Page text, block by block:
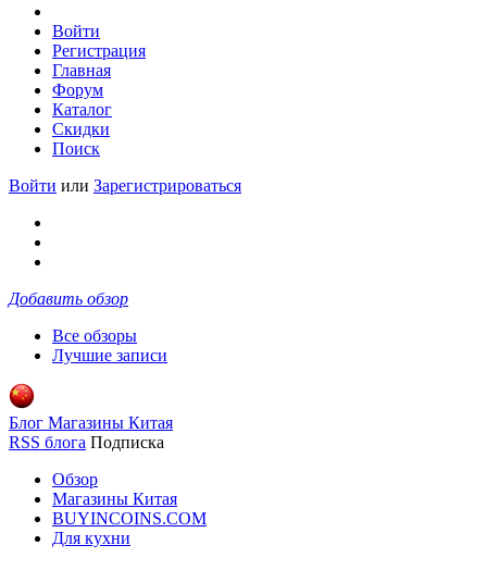
Войти
Регистрация
Главная
Форум
Каталог
Скидки
Поиск
Войти или Зарегистрироваться
Добавить обзор
Все обзоры
Лучшие записи
Блог Магазины Китая
RSS блога Подписка
Обзор
Магазины Китая
BUYINCOINS.COM
Для кухни